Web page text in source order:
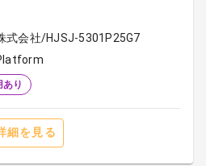
式会社/HJSJ-5301P25G7
あり
細を見る